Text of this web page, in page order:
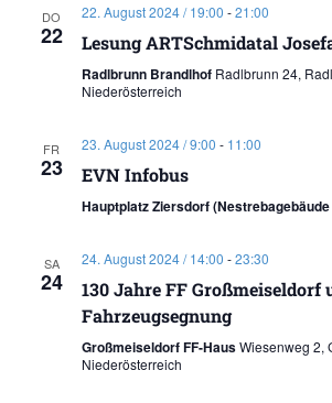
DO
22
22. August 2024 / 19:00 -21:00
Lesung ARTSchmidatal
Radlbrunn Brandlhof Radlbrunn 24,
Niederösterreich
FR
23
23. August 2024 / 9:00 - 11:00
EVN Infobus
Hauptplatz Ziersdorf (Nestrebagebäude
SA
24
24. August 2024 / 14:00 -23:30
130 Jahre FF Großmeiseldorf
Fahrzeugsegnung
Großmeiseldorf FF-HausWiesenweg 2,
Niederösterreich